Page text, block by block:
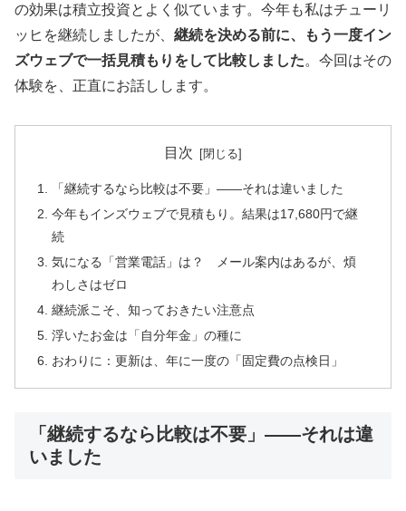
の効果は積立投資とよく似ています。今年も私はチューリ
ッヒを継続しましたが、 継続を決める前に、もう一度イン
ズウェブで一括見積もりをして比較しました。今回はその
体験を、正直にお話しします。
目次
「継続するなら比較は不要」——それは違いました
今年もインズウェブで見積もり。結果は17,680円で継
続
気になる「営業電話」は？ メール案内はあるが、煩
わしさはゼロ
継続派こそ、知っておきたい注意点
浮いたお金は「自分年金」の種に
おわりに：更新は、年に一度の「固定費の点検日」
「継続するなら比較は不要」——それは違
いました